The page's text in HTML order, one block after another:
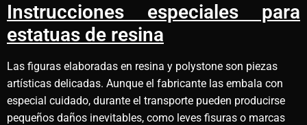
Instrucciones especiales para
estatuas de resina
Las figuras elaboradas en resina y polystone son piezas
artísticas delicadas. Aunque el fabricante las embala con
especial cuidado, durante el transporte pueden producirse
pequeños daños inevitables, como leves fisuras o marcas